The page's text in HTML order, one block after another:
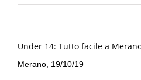
Under 14: Tutto facile a
Merano, 19/10/19